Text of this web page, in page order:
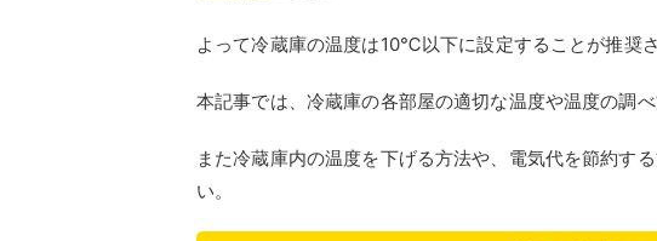
よって冷蔵庫の温度は10℃以下に設定することが推奨さ
本記事では、冷蔵庫の各部屋の適切な温度や温度の調べ
また冷蔵庫内の温度を下げる方法や、電気代を節約す
い。